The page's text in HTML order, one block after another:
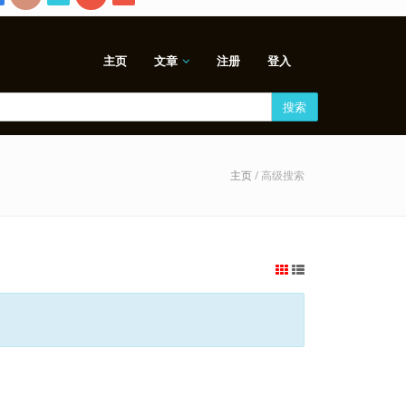
主页 文章 注册 登入
搜索
主页/ 高级搜索